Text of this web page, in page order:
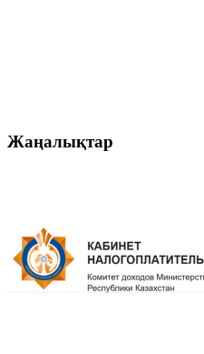
Жаңалықтар